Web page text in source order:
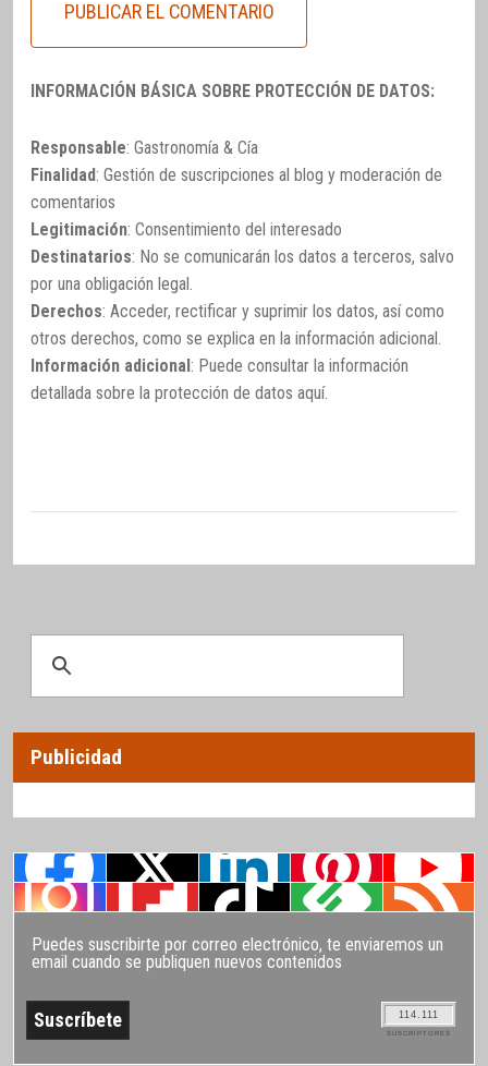
INFORMACIÓN BÁSICA SOBRE PROTECCIÓN DE DATOS:
Responsable: Gastronomía & Cía
Finalidad: Gestión de suscripciones al blog y moderación de
comentarios
Legitimación: Consentimiento del interesado
Destinatarios: No se comunicarán los datos a terceros, salvo
por una obligación legal.
Derechos: Acceder, rectificar y suprimir los datos, así como
otros derechos, como se explica en la información adicional.
Información adicional: Puede consultar la información
detallada sobre la protección de datos aquí.
Publicidad
Puedes suscribirte por correo electrónico, te enviaremos un
email cuando se publiquen nuevos contenidos
114.111
SUSCRIPTORES